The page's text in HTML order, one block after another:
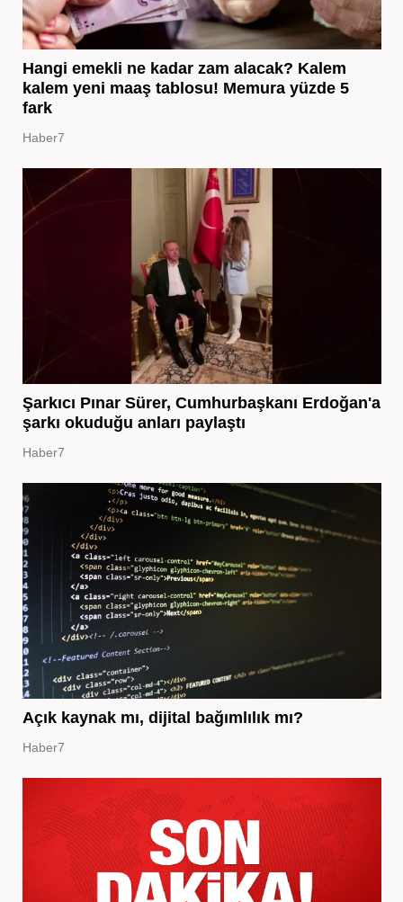
Hangi emekli ne kadar zam alacak? Kalem
kalem yeni maaş tablosu! Memura yüzde 5
fark
Haber7
Şarkıcı Pınar Sürer, Cumhurbaşkanı Erdoğan'a
şarkı okuduğu anları paylaştı
Haber7
Açık kaynak mı, dijital bağımlılık mı?
Haber7